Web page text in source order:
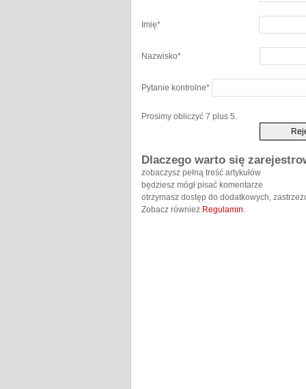
Imię*
Nazwisko*
Pytanie kontrolne*
Prosimy obliczyć 7 plus 5.
Dlaczego warto się
zobaczysz pełną treść artykułów
będziesz mógł pisać komentarze
otrzymasz dostęp do dodatkowych,
Zobacz również Regulamin.